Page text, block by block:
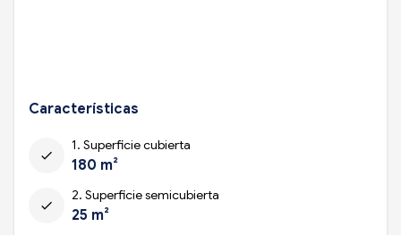
Características
check
1. Superficie cubierta
180 m²
check
2. Superficie semicubierta
25 m²